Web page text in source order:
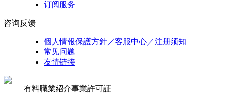
订阅服务
咨询反馈
個人情報保護方針／客服中心／注册须知
常见问题
友情链接
有料職業紹介事業許可証